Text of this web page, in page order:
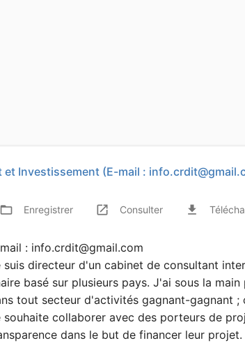
et Investissement (E-mail :
folder_open Enregistrer launch Consulter file_download
: info.crdit@gmail.com
suis directeur d'un cabinet de consultant
basé sur plusieurs pays. J'ai sous la
tout secteur d'activités gagnant-gagnant
souhaite collaborer avec des porteurs de
dans le but de financer leur projet.